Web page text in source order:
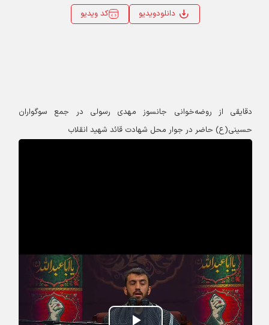
کد ویدیو دانلودویدیو
دقایقی از روضه‌خوانی جانسوز مهدی رسولی در جمع سوگواران
حسینی(ع) حاضر در جوار محل شهادت قائد شهید انقلاب